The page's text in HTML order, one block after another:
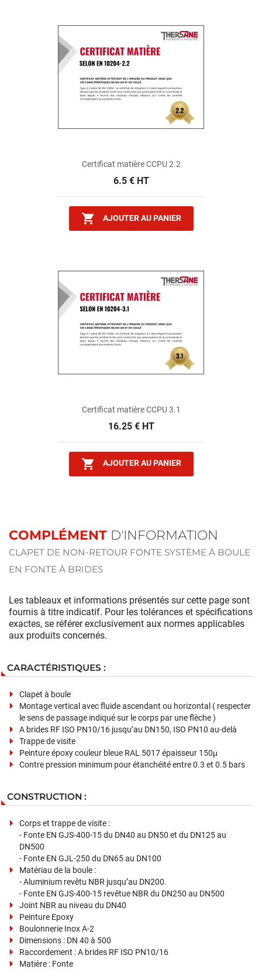
Certificat matière CCPU 2.2
6.5 € HT
 AJOUTER AU PANIER
Certificat matière CCPU 3.1
16.25 € HT
 AJOUTER AU PANIER
COMPLÉMENT D'INFORMATION
CLAPET DE NON-RETOUR FONTE SYSTÈME À BOULE
EN FONTE À BRIDES
Les tableaux et informations présentés sur cette page sont
fournis à titre indicatif. Pour les tolérances et spécifications
exactes, se référer exclusivement aux normes applicables
aux produits concernés.
CARACTÉRISTIQUES :
Clapet à boule
Montage vertical avec fluide ascendant ou horizontal ( respecter
le sens de passage indiqué sur le corps par une flèche )
A brides RF ISO PN10/16 jusqu’au DN150, ISO PN10 au-delà
Trappe de visite
Peinture époxy couleur bleue RAL 5017 épaisseur 150μ
Contre pression minimum pour étanchéité entre 0.3 et 0.5 bars
CONSTRUCTION :
Corps et trappe de visite :
- Fonte EN GJS-400-15 du DN40 au DN50 et du DN125 au
DN500
- Fonte EN GJL-250 du DN65 au DN100
Matériau de la boule :
- Aluminium revêtu NBR jusqu’au DN200.
- Fonte EN GJS-400-15 revêtue NBR du DN250 au DN500
Joint NBR au niveau du DN40
Peinture Epoxy
Boulonnerie Inox A-2
Dimensions : DN 40 à 500
Raccordement : A brides RF ISO PN10/16
Matière : Fonte